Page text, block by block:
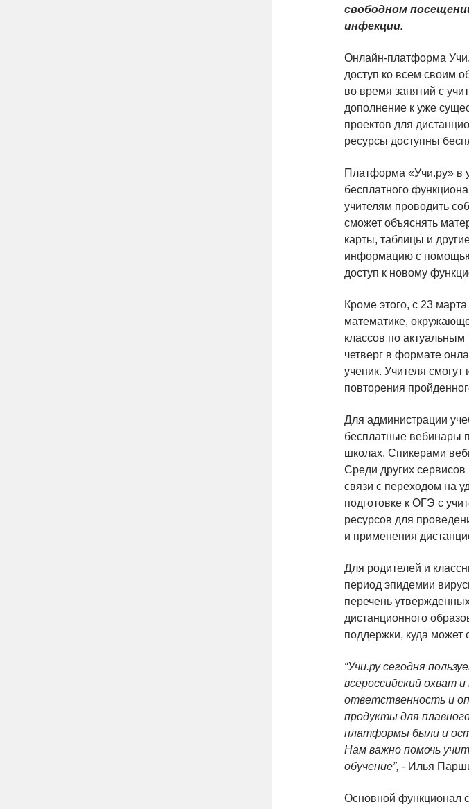
свободном
инфекции.
Онлайн-платформа
доступ ко всем своим
во время занятий с
дополнение к уже
проектов для
ресурсы доступны
Платформа «Учи.ру» в
бесплатного
учителям проводить
сможет объяснять
карты, таблицы и
информацию с помощью
доступ к новому
Кроме этого, с 23
математике,
классов по
четверг в формате
ученик. Учителя
повторения
Для администрации
бесплатные вебинары
школах. Спикерами
Среди других
связи с переходом на
подготовке к ОГЭ с
ресурсов для
и применения
Для родителей и
период эпидемии
перечень
дистанционного
поддержки, куда может
“Учи.ру сегодня
всероссийский охват
ответственность и
продукты для
платформы были и
Нам важно помочь
обучение”, - Илья
Основной функционал